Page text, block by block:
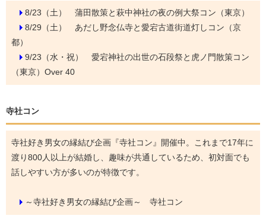
8/23（土） 蒲田散策と萩中神社の夜の例大祭コン（東京）
8/29（土） あだし野念仏寺と愛宕古道街道灯しコン（京
都）
9/23（水・祝） 愛宕神社の出世の石段祭と虎ノ門散策コン
（東京）Over 40
寺社コン
寺社好き男女の縁結び企画『寺社コン』開催中。これまで17年に
渡り800人以上が結婚し、趣味が共通しているため、初対面でも
話しやすい方が多いのが特徴です。
～寺社好き男女の縁結び企画～ 寺社コン